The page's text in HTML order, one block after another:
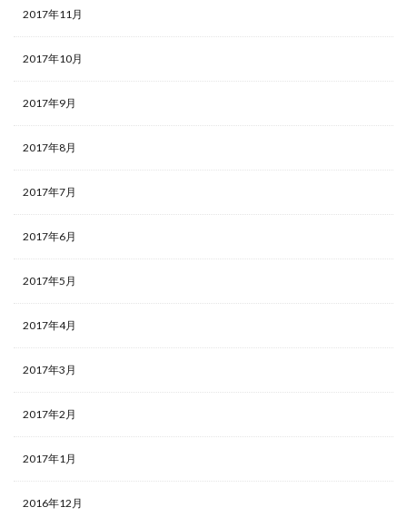
2017年11月
2017年10月
2017年9月
2017年8月
2017年7月
2017年6月
2017年5月
2017年4月
2017年3月
2017年2月
2017年1月
2016年12月